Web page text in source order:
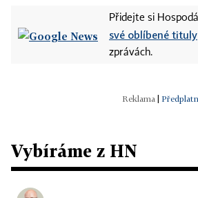
Přidejte si
své oblíbené tituly
zprávách.
Vybíráme z HN